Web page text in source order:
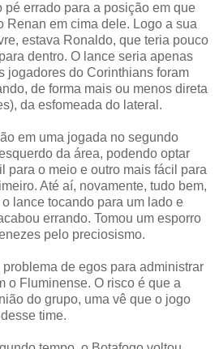
errado para a posição em que
Renan em cima dele. Logo a sua
estava Ronaldo, que teria pouco
dentro. O lance seria apenas
jogadores do Corinthians foram
de forma mais ou menos direta
da esfomeada do lateral.
em uma jogada no segundo
da área, podendo optar
para o meio e outro mais fácil para
Até aí, novamente, tudo bem,
lance tocando para um lado e
errando. Tomou um esporro
pelo preciosismo.
de egos para administrar
o Fluminense. O risco é que a
do grupo, uma vê que o jogo
time.